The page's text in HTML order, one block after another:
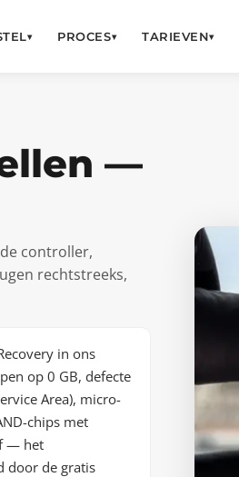
▾ PROCES▾ TARIEVEN▾
—
controller,
rechtstreeks,
in ons
op 0 GB, defecte
Area), micro-
chips met
— het
door de gratis